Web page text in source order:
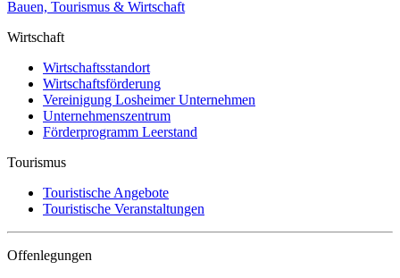
Bauen, Tourismus & Wirtschaft
Wirtschaft
Wirtschaftsstandort
Wirtschaftsförderung
Vereinigung Losheimer Unternehmen
Unternehmenszentrum
Förderprogramm Leerstand
Tourismus
Touristische Angebote
Touristische Veranstaltungen
Offenlegungen